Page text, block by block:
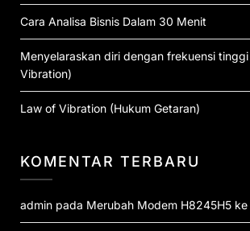
Cara Analisa Bisnis Dalam 30 Menit
Menyelaraskan diri dengan frekuensi
Vibration)
Law of Vibration (Hukum Getaran)
KOMENTAR TERBARU
admin pada Merubah Modem H8245H5 ke